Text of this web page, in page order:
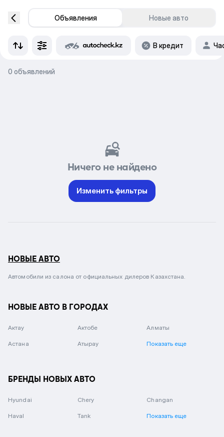
Объявления Новые авто
В кредит
0 объявлений
Ничего не найдено
Изменить фильтры
НОВЫЕ АВТО
Автомобили из салона от официальных дилеров Казахстана.
НОВЫЕ АВТО В ГОРОДАХ
Актау Актобе Алматы
Астана Атырау Показать еще
БРЕНДЫ НОВЫХ АВТО
Hyundai Chery Changan
Haval Tank Показать еще